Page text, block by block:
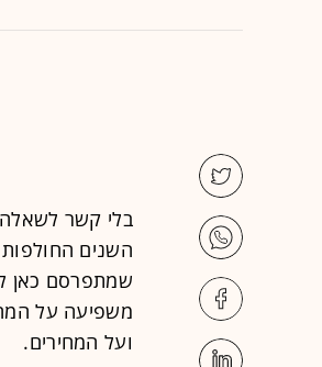
בלי קשר לשאלה
השנים
שמתפרסם כאן
משפיעה על
ועל המחירים.